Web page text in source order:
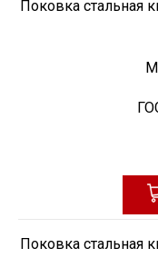
Поковка стальная
Поковка стальная